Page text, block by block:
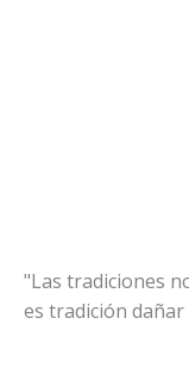
"Las tradiciones
es tradición dañar